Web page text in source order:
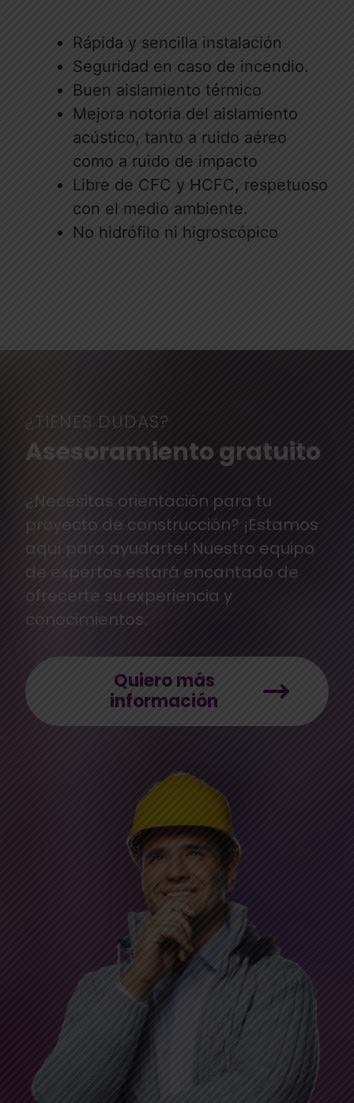
Rápida y sencilla instalación
Seguridad en caso de incendio.
Buen aislamiento térmico
Mejora notoria del aislamiento
acústico, tanto a ruido aéreo
como a ruido de impacto
Libre de CFC y HCFC, respetuoso
con el medio ambiente.
No hidrófilo ni higroscópico
¿TIENES DUDAS?
Asesoramiento gratuito
¿Necesitas orientación para tu
proyecto de construcción? ¡Estamos
aquí para ayudarte! Nuestro equipo
de expertos estará encantado de
ofrecerte su experiencia y
conocimientos.
Quiero más
información